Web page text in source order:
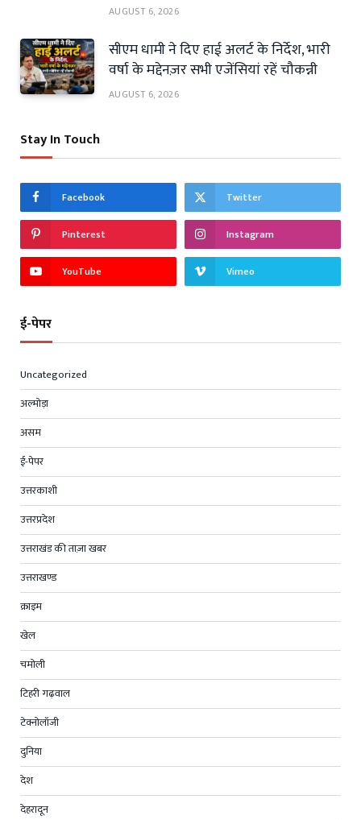
AUGUST 6, 2026
सीएम धामी ने दिए हाई अलर्ट के निर्देश, भारी
वर्षा के मद्देनज़र सभी एजेंसियां रहें चौकन्नी
AUGUST 6, 2026
Stay In Touch
Facebook Twitter
Pinterest Instagram
YouTube Vimeo
ई-पेपर
Uncategorized
अल्मोड़ा
असम
ई-पेपर
उत्तरकाशी
उत्तरप्रदेश
उत्तराखंड की ताज़ा खबर
उत्तराखण्ड
क्राइम
खेल
चमोली
टिहरी गढ़वाल
टेक्नोलॉजी
दुनिया
देश
देहरादून